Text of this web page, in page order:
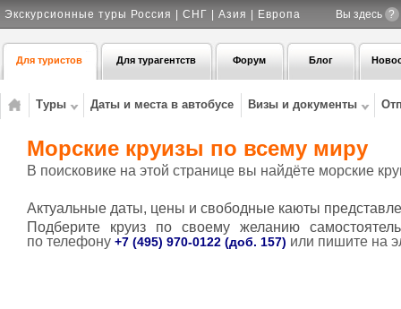
Экскурсионные туры Россия | СНГ | Азия | Европа Вы здесь ?
Для туристов Для турагентств Форум Блог
Туры Даты и места в автобусе Визы и документы
Морские круизы по всему миру
В поисковике на этой странице вы найдёте морские
Актуальные даты, цены и свободные каюты
Подберите круиз по своему желанию
по телефону +7 (495) 970-0122 (доб. 157) или пишите на